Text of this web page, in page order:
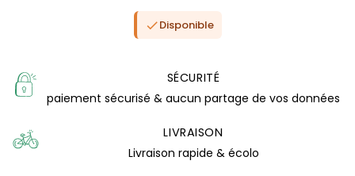
Disponible
SÉCURITÉ
paiement sécurisé & aucun partage de vos données
LIVRAISON
Livraison rapide & écolo